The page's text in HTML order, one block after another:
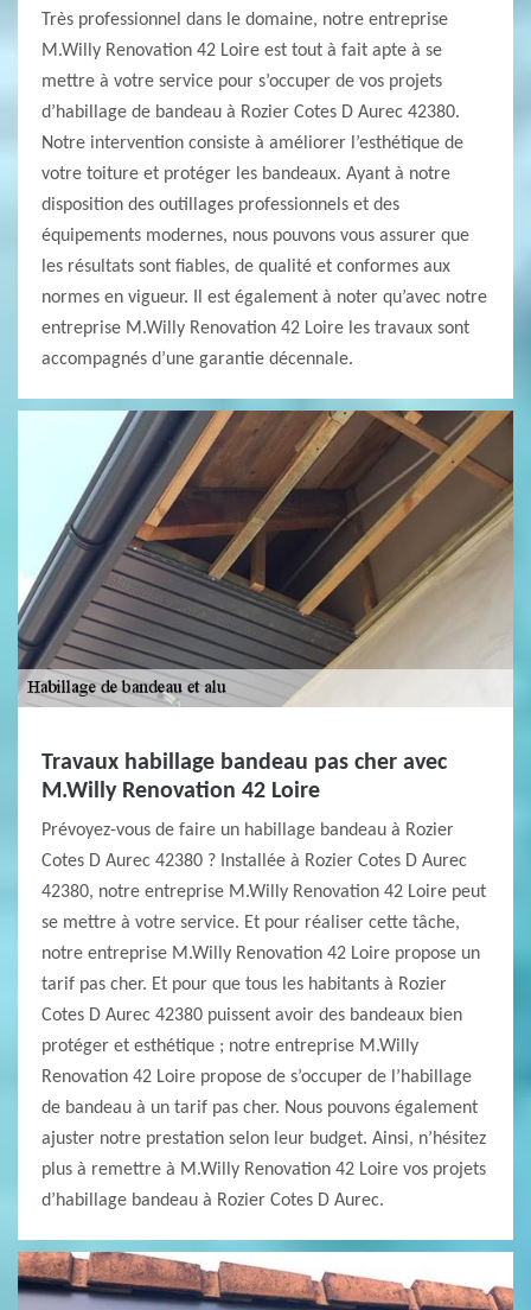
Très professionnel dans le domaine, notre entreprise
M.Willy Renovation 42 Loire est tout à fait apte à se
mettre à votre service pour s’occuper de vos projets
d’habillage de bandeau à Rozier Cotes D Aurec 42380.
Notre intervention consiste à améliorer l’esthétique de
votre toiture et protéger les bandeaux. Ayant à notre
disposition des outillages professionnels et des
équipements modernes, nous pouvons vous assurer que
les résultats sont fiables, de qualité et conformes aux
normes en vigueur. Il est également à noter qu’avec notre
entreprise M.Willy Renovation 42 Loire les travaux sont
accompagnés d’une garantie décennale.
Travaux habillage bandeau pas cher avec
M.Willy Renovation 42 Loire
Prévoyez-vous de faire un habillage bandeau à Rozier
Cotes D Aurec 42380 ? Installée à Rozier Cotes D Aurec
42380, notre entreprise M.Willy Renovation 42 Loire peut
se mettre à votre service. Et pour réaliser cette tâche,
notre entreprise M.Willy Renovation 42 Loire propose un
tarif pas cher. Et pour que tous les habitants à Rozier
Cotes D Aurec 42380 puissent avoir des bandeaux bien
protéger et esthétique ; notre entreprise M.Willy
Renovation 42 Loire propose de s’occuper de l’habillage
de bandeau à un tarif pas cher. Nous pouvons également
ajuster notre prestation selon leur budget. Ainsi, n’hésitez
plus à remettre à M.Willy Renovation 42 Loire vos projets
d’habillage bandeau à Rozier Cotes D Aurec.